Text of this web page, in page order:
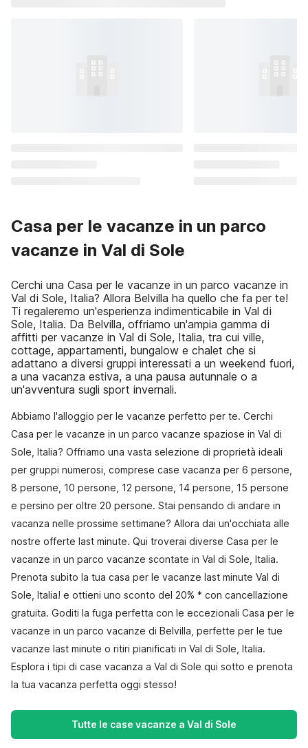
Casa per le vacanze in un parco
vacanze in Val di Sole
Cerchi una Casa per le vacanze in un parco vacanze in
Val di Sole, Italia? Allora Belvilla ha quello che fa per te!
Ti regaleremo un'esperienza indimenticabile in Val di
Sole, Italia. Da Belvilla, offriamo un'ampia gamma di
affitti per vacanze in Val di Sole, Italia, tra cui ville,
cottage, appartamenti, bungalow e chalet che si
adattano a diversi gruppi interessati a un weekend fuori,
a una vacanza estiva, a una pausa autunnale o a
un'avventura sugli sport invernali.
Abbiamo l'alloggio per le vacanze perfetto per te. Cerchi
Casa per le vacanze in un parco vacanze spaziose in Val di
Sole, Italia? Offriamo una vasta selezione di proprietà ideali
per gruppi numerosi, comprese case vacanza per 6 persone,
8 persone, 10 persone, 12 persone, 14 persone, 15 persone
e persino per oltre 20 persone. Stai pensando di andare in
vacanza nelle prossime settimane? Allora dai un'occhiata alle
nostre offerte last minute. Qui troverai diverse Casa per le
vacanze in un parco vacanze scontate in Val di Sole, Italia.
Prenota subito la tua casa per le vacanze last minute Val di
Sole, Italia! e ottieni uno sconto del 20% * con cancellazione
gratuita. Goditi la fuga perfetta con le eccezionali Casa per le
vacanze in un parco vacanze di Belvilla, perfette per le tue
vacanze last minute o ritiri pianificati in Val di Sole, Italia.
Esplora i tipi di case vacanza a Val di Sole qui sotto e prenota
la tua vacanza perfetta oggi stesso!
Tutte le case vacanze a Val di Sole